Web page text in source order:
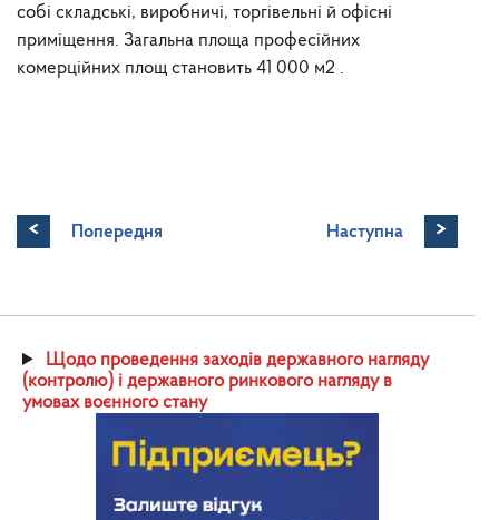
собі складські, виробничі, торгівельні й офісні
приміщення. Загальна площа професійних
комерційних площ становить 41 000 м2 .
< Попередня Наступна >
Щодо проведення заходів державного нагляду
(контролю) і державного ринкового нагляду в
умовах воєнного стану